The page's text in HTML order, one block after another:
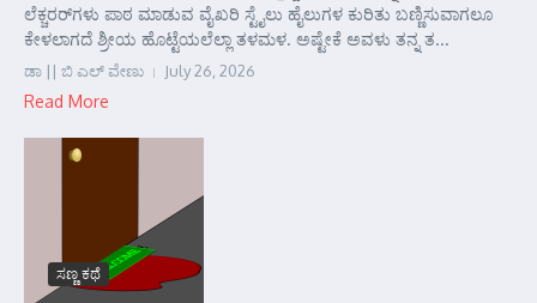
ಲೆಕ್ಚರರ್‌ಗಳು ಪಾಠ ಮಾಡುವ ವೈಖರಿ ಸ್ಟೈಲು ಹೈಲುಗಳ ಕುರಿತು ಬಣ್ಣಿಸುವಾಗಲೂ
ಕೇಳಲಾಗದೆ ಶ್ರೀಯ ಹೊಟ್ಟೆಯಲೆಲ್ಲಾ ತಳಮಳ. ಅಷ್ಟೇಕೆ ಅವಳು ತನ್ನ ತ...
ಡಾ || ಬಿ ಎಲ್ ವೇಣು July 26, 2026
Read More
ಸಣ್ಣ ಕಥೆ